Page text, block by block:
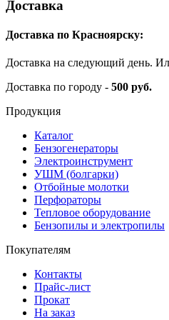
Доставка
Доставка по Красноярску:
Доставка на следующий день.
Доставка по городу - 500 руб.
Продукция
Каталог
Бензогенераторы
Электроинструмент
УШМ (болгарки)
Отбойные молотки
Перфораторы
Тепловое оборудование
Бензопилы и электропилы
Покупателям
Контакты
Прайс-лист
Прокат
На заказ